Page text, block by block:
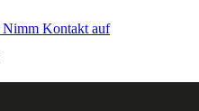
Nimm Kontakt auf